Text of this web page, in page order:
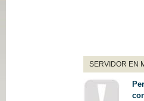
SERVIDOR EN